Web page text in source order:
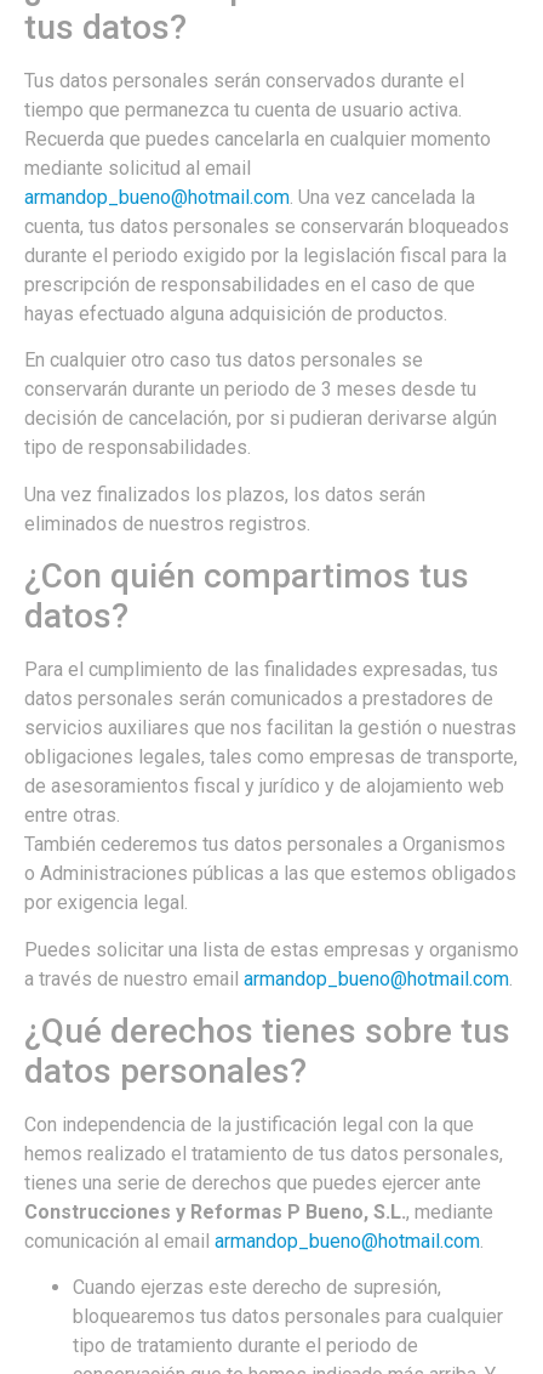
tus datos?
Tus datos personales serán conservados durante el
tiempo que permanezca tu cuenta de usuario activa.
Recuerda que puedes cancelarla en cualquier momento
mediante solicitud al email
armandop_bueno@hotmail.com. Una vez cancelada la
cuenta, tus datos personales se conservarán bloqueados
durante el periodo exigido por la legislación fiscal para la
prescripción de responsabilidades en el caso de que
hayas efectuado alguna adquisición de productos.
En cualquier otro caso tus datos personales se
conservarán durante un periodo de 3 meses desde tu
decisión de cancelación, por si pudieran derivarse algún
tipo de responsabilidades.
Una vez finalizados los plazos, los datos serán
eliminados de nuestros registros.
¿Con quién compartimos tus
datos?
Para el cumplimiento de las finalidades expresadas, tus
datos personales serán comunicados a prestadores de
servicios auxiliares que nos facilitan la gestión o nuestras
obligaciones legales, tales como empresas de transporte,
de asesoramientos fiscal y jurídico y de alojamiento web
entre otras.
También cederemos tus datos personales a Organismos
o Administraciones públicas a las que estemos obligados
por exigencia legal.
Puedes solicitar una lista de estas empresas y organismo
a través de nuestro email armandop_bueno@hotmail.com
¿Qué derechos tienes sobre tus
datos personales?
Con independencia de la justificación legal con la que
hemos realizado el tratamiento de tus datos personales,
tienes una serie de derechos que puedes ejercer ante
Construcciones y Reformas P Bueno, S.L., mediante
comunicación al email armandop_bueno@hotmail.com.
Cuando ejerzas este derecho de supresión,
bloquearemos tus datos personales para cualquier
tipo de tratamiento durante el periodo de